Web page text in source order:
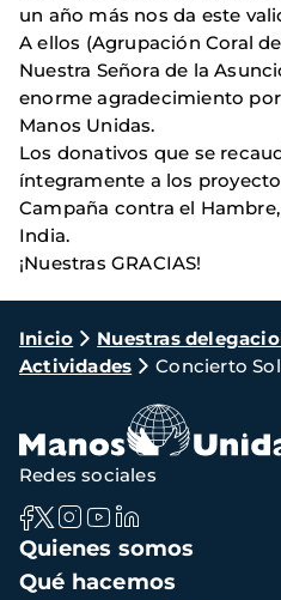
un año más nos da este
A ellos (Agrupación Coral
Nuestra Señora de la
enorme agradecimiento
Manos Unidas.
Los donativos que se
íntegramente a los
Campaña contra el
India.
¡Nuestras GRACIAS!
Ruta
de
navegación
Inicio Nuestras
Actividades
Concierto
Navegación
principal
Quienes somos
Qué hacemos
Redes sociales